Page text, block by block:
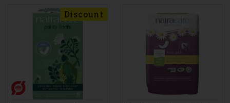
Discount